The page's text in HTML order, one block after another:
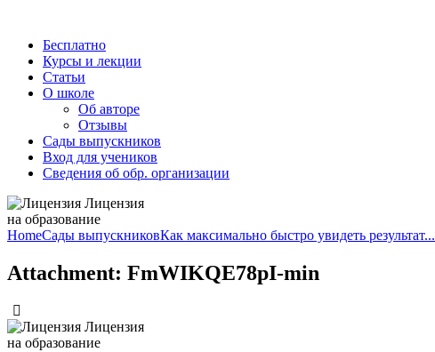
Бесплатно
Курсы и лекции
Статьи
О школе
Об авторе
Отзывы
Сады выпускников
Вход для учеников
Сведения об обр. организации
Лицензия
на образование
HomeСады выпускниковКак максимально быстро увидеть результат...
Attachment: FmWIKQE78pI-min
Лицензия
на образование